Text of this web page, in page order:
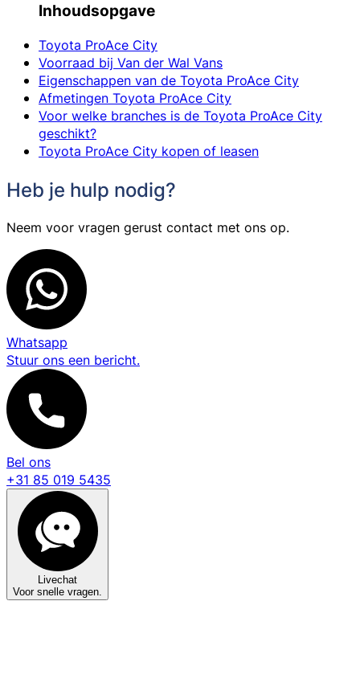
Inhoudsopgave
Toyota ProAce City
Voorraad bij Van der Wal Vans
Eigenschappen van de Toyota ProAce City
Afmetingen Toyota ProAce City
Voor welke branches is de Toyota ProAce City
geschikt?
Toyota ProAce City kopen of leasen
Heb je hulp nodig?
Neem voor vragen gerust contact met ons op.
Whatsapp
Stuur ons een bericht.
Bel ons
+31 85 019 5435
Livechat
Voor snelle vragen.